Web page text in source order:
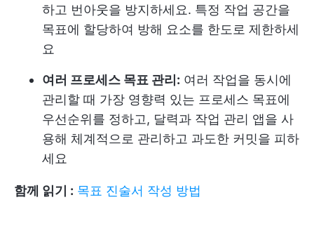
하고 번아웃을 방지하세요. 특정 작업 공간을
목표에 할당하여 방해 요소를 한도로 제한하세
요
여러 프로세스 목표 관리: 여러 작업을 동시에
관리할 때 가장 영향력 있는 프로세스 목표에
우선순위를 정하고, 달력과 작업 관리 앱을 사
용해 체계적으로 관리하고 과도한 커밋을 피하
세요
함께 읽기 : 목표 진술서 작성 방법